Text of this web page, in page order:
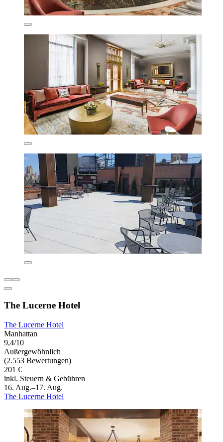
The Lucerne Hotel
The Lucerne Hotel
Manhattan
9,4/10
Außergewöhnlich
(2.553 Bewertungen)
201 €
inkl. Steuern & Gebühren
16. Aug.–17. Aug.
The Lucerne Hotel